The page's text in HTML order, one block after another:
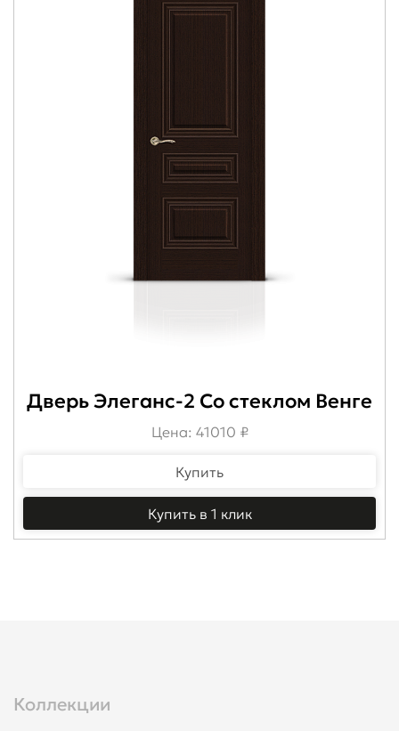
Дверь Элеганс-2 Со стеклом Венге
Цена: 41010 ₽
Купить
Купить в 1 клик
Коллекции